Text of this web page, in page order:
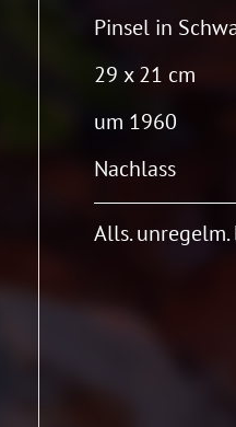
Pinsel in
29 x 21 cm
um 1960
Nachlass
Alls.